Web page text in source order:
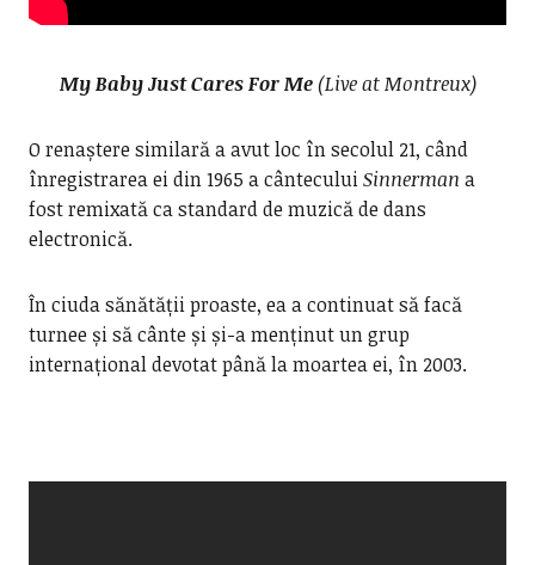
My Baby Just Cares For Me(Live at Montreux)
O renaștere similară a avut loc în secolul 21, când
înregistrarea ei din 1965 a cânteculuiSinnerman a
fost remixată ca standard de muzică de dans
electronică.
În ciuda sănătății proaste, ea a continuat să facă
turnee și să cânte și și-a menținut un grup
internațional devotat până la moartea ei, în 2003.